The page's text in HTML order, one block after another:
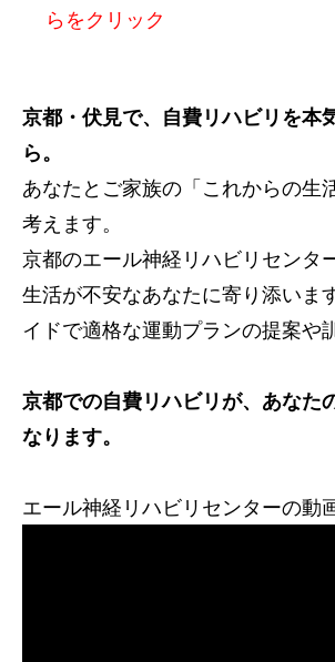
らをクリック
京都・伏見で、自費リハビリを本
ら。
あなたとご家族の「これからの生
考えます。
京都のエール神経リハビリセンタ
生活が不安なあなたに寄り添いま
イドで適格な運動プランの提案や
京都での自費リハビリが、あなた
なります。
エール神経リハビリセンターの動